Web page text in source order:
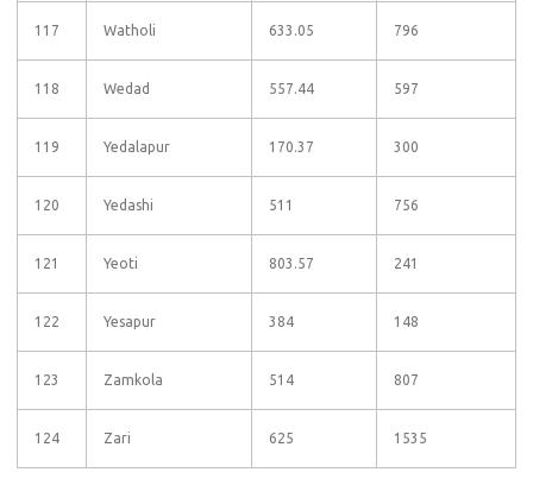
117 Watholi 633.05 796
118 Wedad 557.44 597
119 Yedalapur 170.37 300
120 Yedashi 511 756
121 Yeoti 803.57 241
122 Yesapur 384 148
123 Zamkola 514 807
124 Zari 625 1535